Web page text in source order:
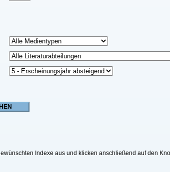
Indexe aus und klicken anschließend auf den